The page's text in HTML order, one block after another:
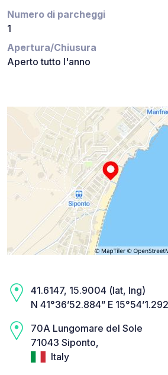
Numero di parcheggi
1
Apertura/Chiusura
Aperto tutto l'anno
41.6147, 15.9004 (lat, lng)
N 41°36’52.884” E
70A Lungomare del Sole
71043 Siponto,
Italy